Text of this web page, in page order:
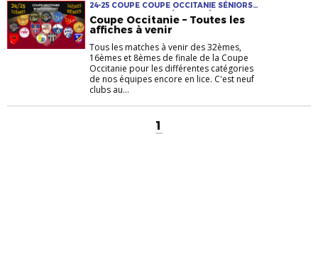
24-25 COUPE COUPE OCCITANIE SÉNIORS
COUPE OCCITANIE SÉNIORS FÉMININES
COUPE OCCITANIE U15 COUPE OCCITANIE
U15 F COUPE OCCITANIE U17 COUPE
OCCITANIE U19 COUPE OCCITANIE U20
FÉMININES JEUNES MASCULINS OCCITANIE
SÉNIORS
Coupe Occitanie – Toutes les
affiches à venir
Tous les matches à venir des 32èmes,
16èmes et 8èmes de finale de la Coupe
Occitanie pour les différentes catégories
de nos équipes encore en lice. C'est neuf
clubs au...
1